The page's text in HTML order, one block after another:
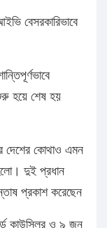
বেসরকারিভাবে
হয়ে শেষ হয়
দেশের কোথাও এমন
দুই প্রধান
প্রকাশ করেছেন
কাউন্সিলর ও ৯ জন